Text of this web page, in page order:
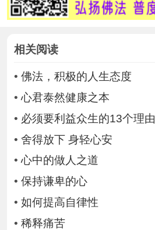
相关阅读
• 佛法，积极的人生态度
•心君泰然健康之本
• 必须要利益众生的13个理由
• 舍得放下 身轻心安
•心中的做人之道
• 保持谦卑的心
• 如何提高自律性
• 稀释痛苦